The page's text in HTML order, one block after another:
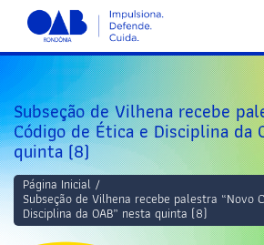
Subseção de Vilhena recebe
Código de Ética e Disciplina da
quinta (8)
Página Inicial /
Subseção de Vilhena recebe palestra “Novo
Disciplina da OAB” nesta quinta (8)